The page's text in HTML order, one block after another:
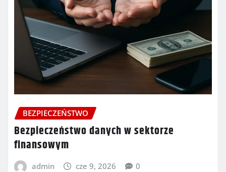
BEZPIECZEŃSTWO
Bezpieczeństwo danych w sektorze
finansowym
admin cze 9, 2026 0